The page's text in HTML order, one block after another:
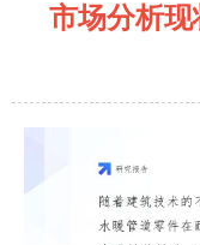
市场分析